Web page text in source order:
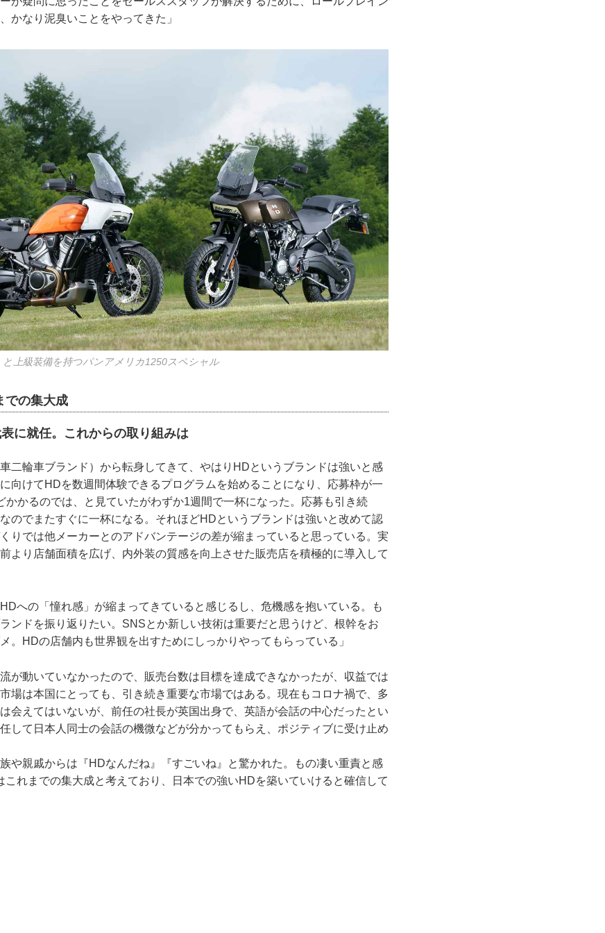
かなり泥臭いことをやってきた」
上級装備を持つパンアメリカ1250スペシャル
での集大成
に就任。これからの取り組みは
車二輪車ブランド）から転身してきて、やはりHDというブランドは強いと感
向けてHDを数週間体験できるプログラムを始めることになり、応募枠が一
かかるのでは、と見ていたがわずか1週間で一杯になった。応募も引き続
のでまたすぐに一杯になる。それほどHDというブランドは強いと改めて認
りでは他メーカーとのアドバンテージの差が縮まっていると思っている。実
より店舗面積を広げ、内外装の質感を向上させた販売店を積極的に導入して
への「憧れ感」が縮まってきていると感じるし、危機感を抱いている。も
ンドを振り返りたい。SNSとか新しい技術は重要だと思うけど、根幹をお
。HDの店舗内も世界観を出すためにしっかりやってもらっている」
流が動いていなかったので、販売台数は目標を達成できなかったが、収益では
場は本国にとっても、引き続き重要な市場ではある。現在もコロナ禍で、多
会えてはいないが、前任の社長が英国出身で、英語が会話の中心だったとい
して日本人同士の会話の機微などが分かってもらえ、ポジティブに受け止め
や親戚からは『HDなんだね』『すごいね』と驚かれた。もの凄い重責と感
これまでの集大成と考えており、日本での強いHDを築いていけると確信して